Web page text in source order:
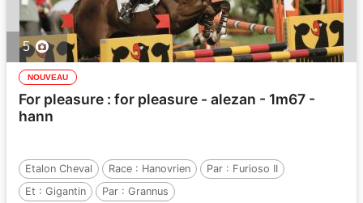
5
NOUVEAU
For pleasure : for pleasure - alezan - 1m67 -
hann
Etalon Cheval Race : Hanovrien Par : Furioso II
Et : Gigantin Par : Grannus